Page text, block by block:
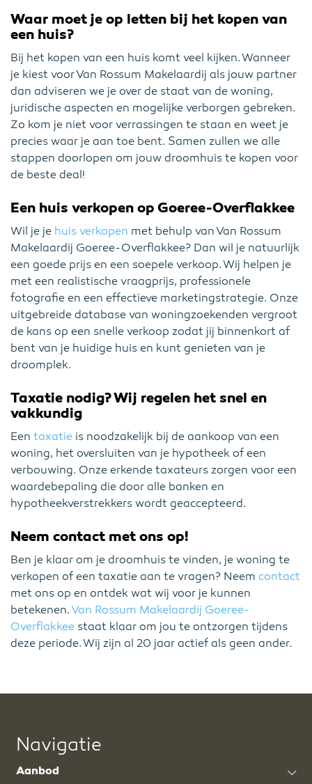
Waar moet je op letten bij het kopen van
een huis?
Bij het kopen van een huis komt veel kijken. Wanneer
je kiest voor Van Rossum Makelaardij als jouw partner
dan adviseren we je over de staat van de woning,
juridische aspecten en mogelijke verborgen gebreken.
Zo kom je niet voor verrassingen te staan en weet je
precies waar je aan toe bent. Samen zullen we alle
stappen doorlopen om jouw droomhuis te kopen voor
de beste deal!
Een huis verkopen op Goeree-Overflakkee
Wil je je huis verkopen met behulp van Van Rossum
Makelaardij Goeree-Overflakkee? Dan wil je natuurlijk
een goede prijs en een soepele verkoop. Wij helpen je
met een realistische vraagprijs, professionele
fotografie en een effectieve marketingstrategie. Onze
uitgebreide database van woningzoekenden vergroot
de kans op een snelle verkoop zodat jij binnenkort af
bent van je huidige huis en kunt genieten van je
droomplek.
Taxatie nodig? Wij regelen het snel en
vakkundig
Een taxatie is noodzakelijk bij de aankoop van een
woning, het oversluiten van je hypotheek of een
verbouwing. Onze erkende taxateurs zorgen voor een
waardebepaling die door alle banken en
hypotheekverstrekkers wordt geaccepteerd.
Neem contact met ons op!
Ben je klaar om je droomhuis te vinden, je woning te
verkopen of een taxatie aan te vragen? Neem contact
met ons op en ontdek wat wij voor je kunnen
betekenen.Van Rossum Makelaardij Goeree-
Overflakkee staat klaar om jou te ontzorgen tijdens
deze periode. Wij zijn al 20 jaar actief als geen ander.
Navigatie
Aanbod